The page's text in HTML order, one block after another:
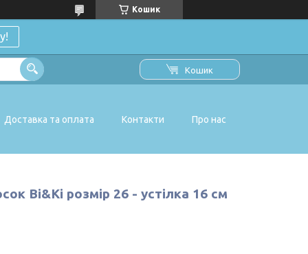
Кошик
Кошик
Доставка та оплата Контакти Про нас
Bi&Ki розмір 26 - устілка 16 см